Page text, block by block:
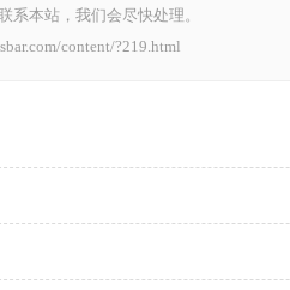
本站，我们会尽快处理。
content/?219.html